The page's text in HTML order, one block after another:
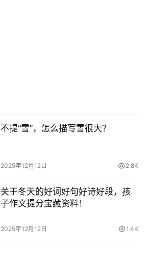
不提“雪”，怎么描写雪很大？
2025年12月12日 2.8K
关于冬天的好词好句好诗好段，孩
子作文提分宝藏资料！
2025年12月12日 1.4K